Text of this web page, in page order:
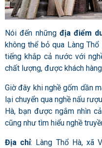
Nói đến những địa điểm
không thể bỏ qua Làng
tiếng khắp cả nước với
chất lượng, được khách
Giờ đây khi nghề gốm dần
lại chuyển qua nghề nấu
Hà, bạn được ngắm nhìn
cũng như tìm hiểu nghề
Địa chỉ: Làng Thổ Hà, xã